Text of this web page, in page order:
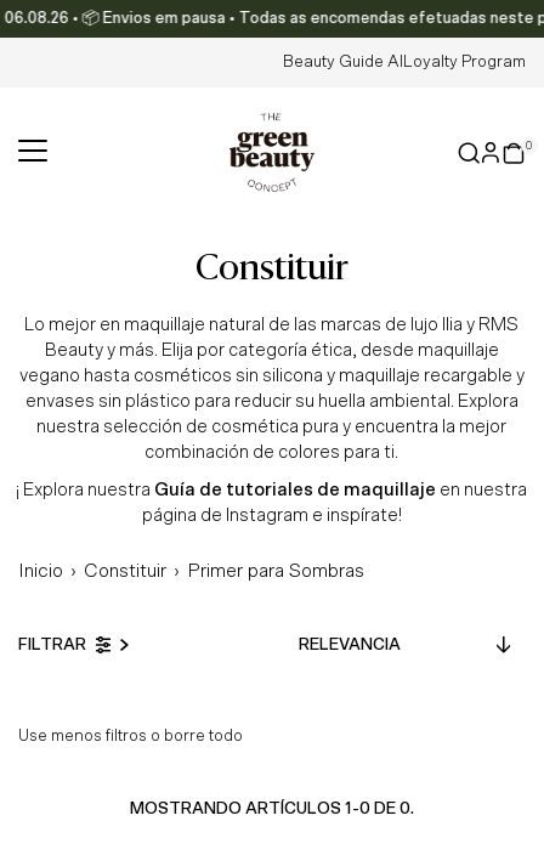
Ir directamente al contenido
• 📦 Envios em pausa • Todas as encomendas efetuadas
Beauty Guide AI Loyalty Program
0
constituir
Lo mejor en maquillaje natural de las marcas de lujo Ilia y RMS
Beauty y más. Elija por categoría ética, desde maquillaje
vegano hasta cosméticos sin silicona y maquillaje recargable y
envases sin plástico para reducir su huella ambiental. Explora
nuestra selección de cosmética pura y encuentra la mejor
combinación de colores para ti.
¡ Explora nuestra Guía de tutoriales de maquillaje en nuestra
página de Instagram e inspírate!
Inicio › Constituir › Primer para Sombras
FILTRAR
Alfabéticamente, A-Z
Use menos filtros o borre todo
MOSTRANDO ARTÍCULOS 1-0 DE 0.